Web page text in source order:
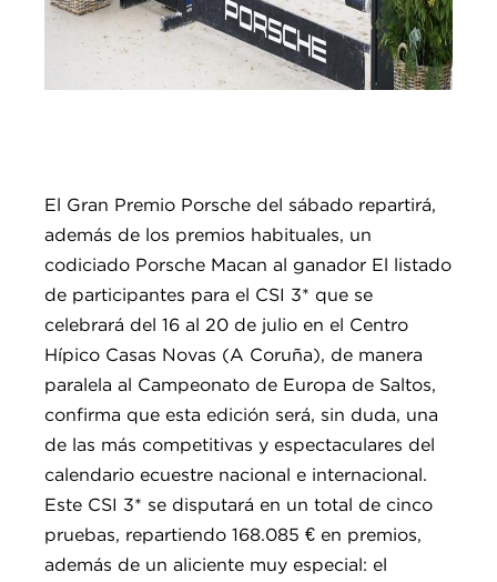
El Gran Premio Porsche del sábado repartirá,
además de los premios habituales, un
codiciado Porsche Macan al ganador El listado
de participantes para el CSI 3* que se
celebrará del 16 al 20 de julio en el Centro
Hípico Casas Novas (A Coruña), de manera
paralela al Campeonato de Europa de Saltos,
confirma que esta edición será, sin duda, una
de las más competitivas y espectaculares del
calendario ecuestre nacional e internacional.
Este CSI 3* se disputará en un total de cinco
pruebas, repartiendo 168.085 € en premios,
además de un aliciente muy especial: el